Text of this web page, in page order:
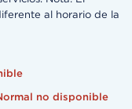
al horario de la
no disponible